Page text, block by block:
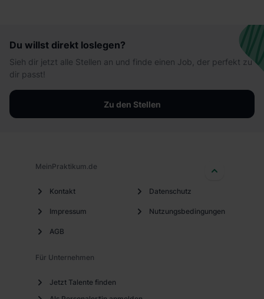
Du willst direkt loslegen?
Sieh dir jetzt alle Stellen an und finde einen Job, der perfekt zu
dir passt!
Zu den Stellen
MeinPraktikum.de
Kontakt
Impressum
AGB
Datenschutz
Nutzungsbedingungen
Für Unternehmen
Jetzt Talente finden